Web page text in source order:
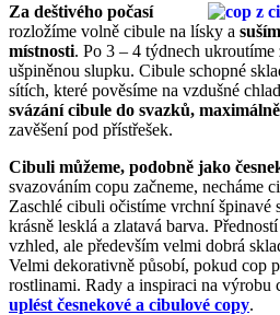
Za deštivého počasí
rozložíme volně cibule na lísky a
místnosti. Po 3 – 4 týdnech
ušpiněnou slupku. Cibule schopné
sítích, které pověsíme na vzdušné
svázání cibule do svazků,
zavěšení pod přístřešek.
Cibuli můžeme, podobně jako
svazováním copu začneme, necháme
Zaschlé cibuli očistíme vrchní
krásně lesklá a zlatavá barva.
vzhled, ale především velmi dobrá
Velmi dekorativně působí, pokud cop
rostlinami. Rady a inspiraci na výrobu
uplést česnekové a cibulové copy.